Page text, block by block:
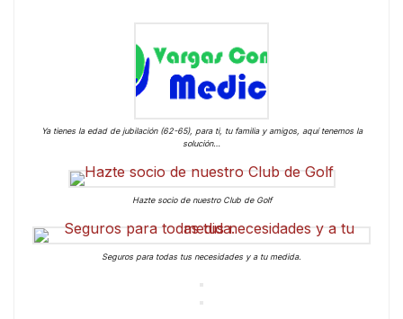
Ya tienes la edad de jubilación (62-65), para ti, tu familia y amigos, aquí tenemos la
solución…
Hazte socio de nuestro Club de Golf
Seguros para todas tus necesidades y a tu medida.